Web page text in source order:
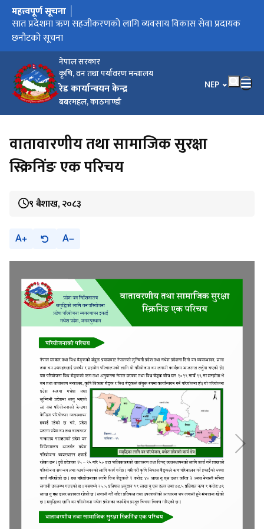
नेपाल सरकार
कृषि, वन तथा पर्यावरण मन्त्रालय
रेड कार्यान्वयन केन्द्र
बबरमहल, काठमाण्डौ
भाषा चयन गर्नुहोस्
NEP
मुख्य नेभिगेसनमा जानुहोस्
महत्त्वपूर्ण सूचना
सात प्रदेशमा ऋण सहजीकरणको लागि व्यवसाय विकास सेवा प्रदायक
छनौटको सूचना
वातावारणीय तथा सामाजिक सुरक्षा
स्क्रिनिंङ एक परिचय
९ बैशाख, २०८३
A A